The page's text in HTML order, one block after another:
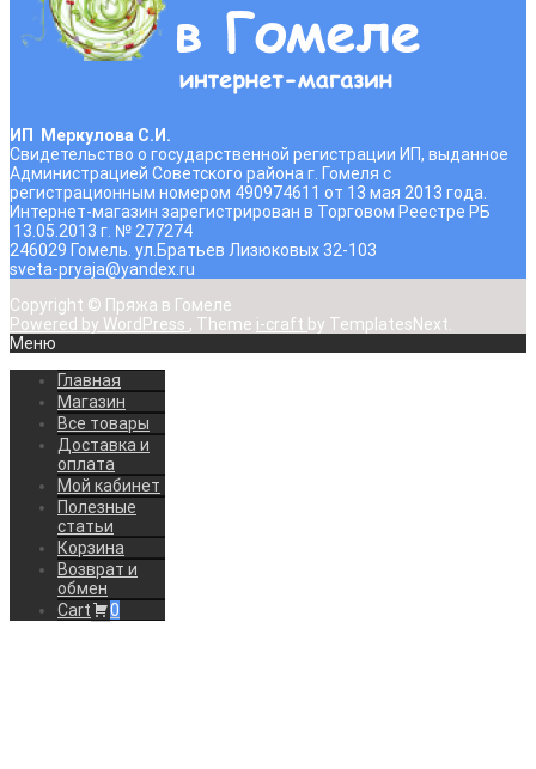
ИП Меркулова С.И.
Свидетельство о государственной регистрации ИП, выданное
Администрацией Советского района г. Гомеля с
регистрационным номером 490974611 от 13 мая 2013 года.
Интернет-магазин зарегистрирован в Торговом Реестре РБ
13.05.2013 г. № 277274
246029 Гомель. ул.Братьев Лизюковых 32-103
sveta-pryaja@yandex.ru
Copyright © Пряжа в Гомеле
Powered by WordPress , Theme i-craft by TemplatesNext.
Меню
Главная
Магазин
Все товары
Доставка и
оплата
Мой кабинет
Полезные
статьи
Корзина
Возврат и
обмен
Cart
0